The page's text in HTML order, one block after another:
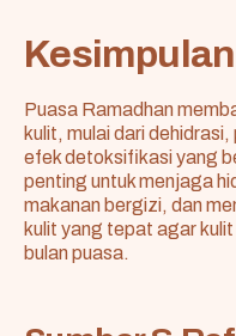
Kesimpulan
Puasa Ramadhan
kulit, mulai dari
efek detoksifikasi yang
penting untuk menjaga
makanan bergizi, dan
kulit yang tepat agar
bulan puasa.